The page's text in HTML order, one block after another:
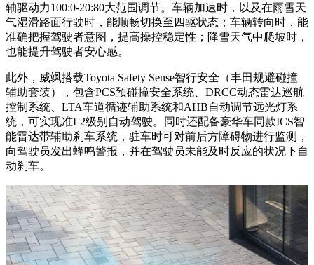
轴驱动力100:0-20:80大范围调节。车辆加速时，以及在雨雪天
气湿滑路面行驶时，能顺畅切换至四驱状态；车辆转向时，能
准确把握驾驶者意图，提高操控稳定性；降雪天气中爬坡时，
也能提升驾驶者安心感。
此外，威飒搭载Toyota Safety Sense智行安全（丰田规避碰撞
辅助套装），包含PCS预碰撞安全系统、DRCC动态雷达巡航
控制系统、LTA车道循迹辅助系统和AHB自动调节远光灯系
统，可实现准L2级别自动驾驶。同时还配备豪华车同款ICS智
能雷达带辅助刹车系统，驻车时可对前后方障碍物进行监测，
向驾驶员发出蜂鸣警报，并在驾驶员未能及时反应的状况下自
动刹车。